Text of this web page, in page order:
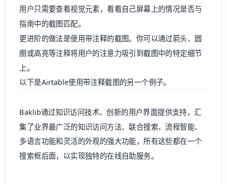
用户只需要查看视觉元素，看看自己屏幕上的情况是否与
指南中的截图匹配。
更进阶的做法是使用带注释的截图。你可以通过箭头、圆
圈或高亮等注释将用户的注意力吸引到截图中的特定细节
上。
以下是Airtable使用带注释截图的另一个例子。
Baklib通过知识访问技术、创新的用户界面提供支持，汇
集了业界最广泛的知识访问方法、联合搜索、流程智能、
多语言功能和灵活的外观的强大功能，所有这些都在一个
搜索框后面，以实现独特的在线自助服务。